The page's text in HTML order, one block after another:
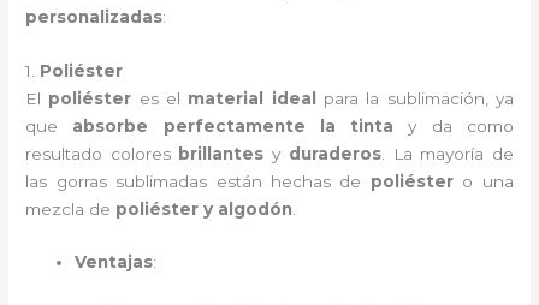
personalizadas:
1. Poliéster
El poliéster es el material ideal para la sublimación, ya
que absorbe perfectamente la tinta y da como
resultado colores brillantes y duraderos. La mayoría de
las gorras sublimadas están hechas de poliéstero una
mezcla de poliéster y algodón
Ventajas: